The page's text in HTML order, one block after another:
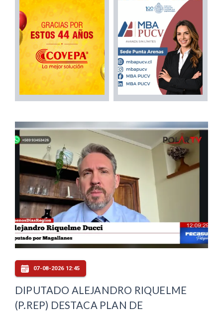
07-08-2026 12:45
DIPUTADO ALEJANDRO RIQUELME
(P.REP) DESTACA PLAN DE